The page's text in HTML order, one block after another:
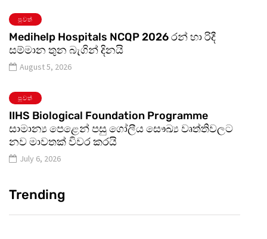
පුවත්
Medihelp Hospitals NCQP 2026 රන් හා රිදී
සම්මාන තුන බැගින් දිනයි
August 5, 2026
පුවත්
IIHS Biological Foundation Programme
සාමාන්‍ය පෙළෙන් පසු ගෝලීය සෞඛ්‍ය වෘත්තිවලට
නව මාවතක් විවර කරයි
July 6, 2026
Trending